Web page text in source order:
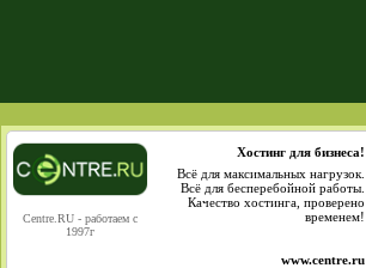
Centre.RU - работаем с
1997г
Хостинг для бизнеса!
Всё для максимальных нагрузок.
Всё для бесперебойной работы.
Качество хостинга, проверено
временем!
www.centre.ru